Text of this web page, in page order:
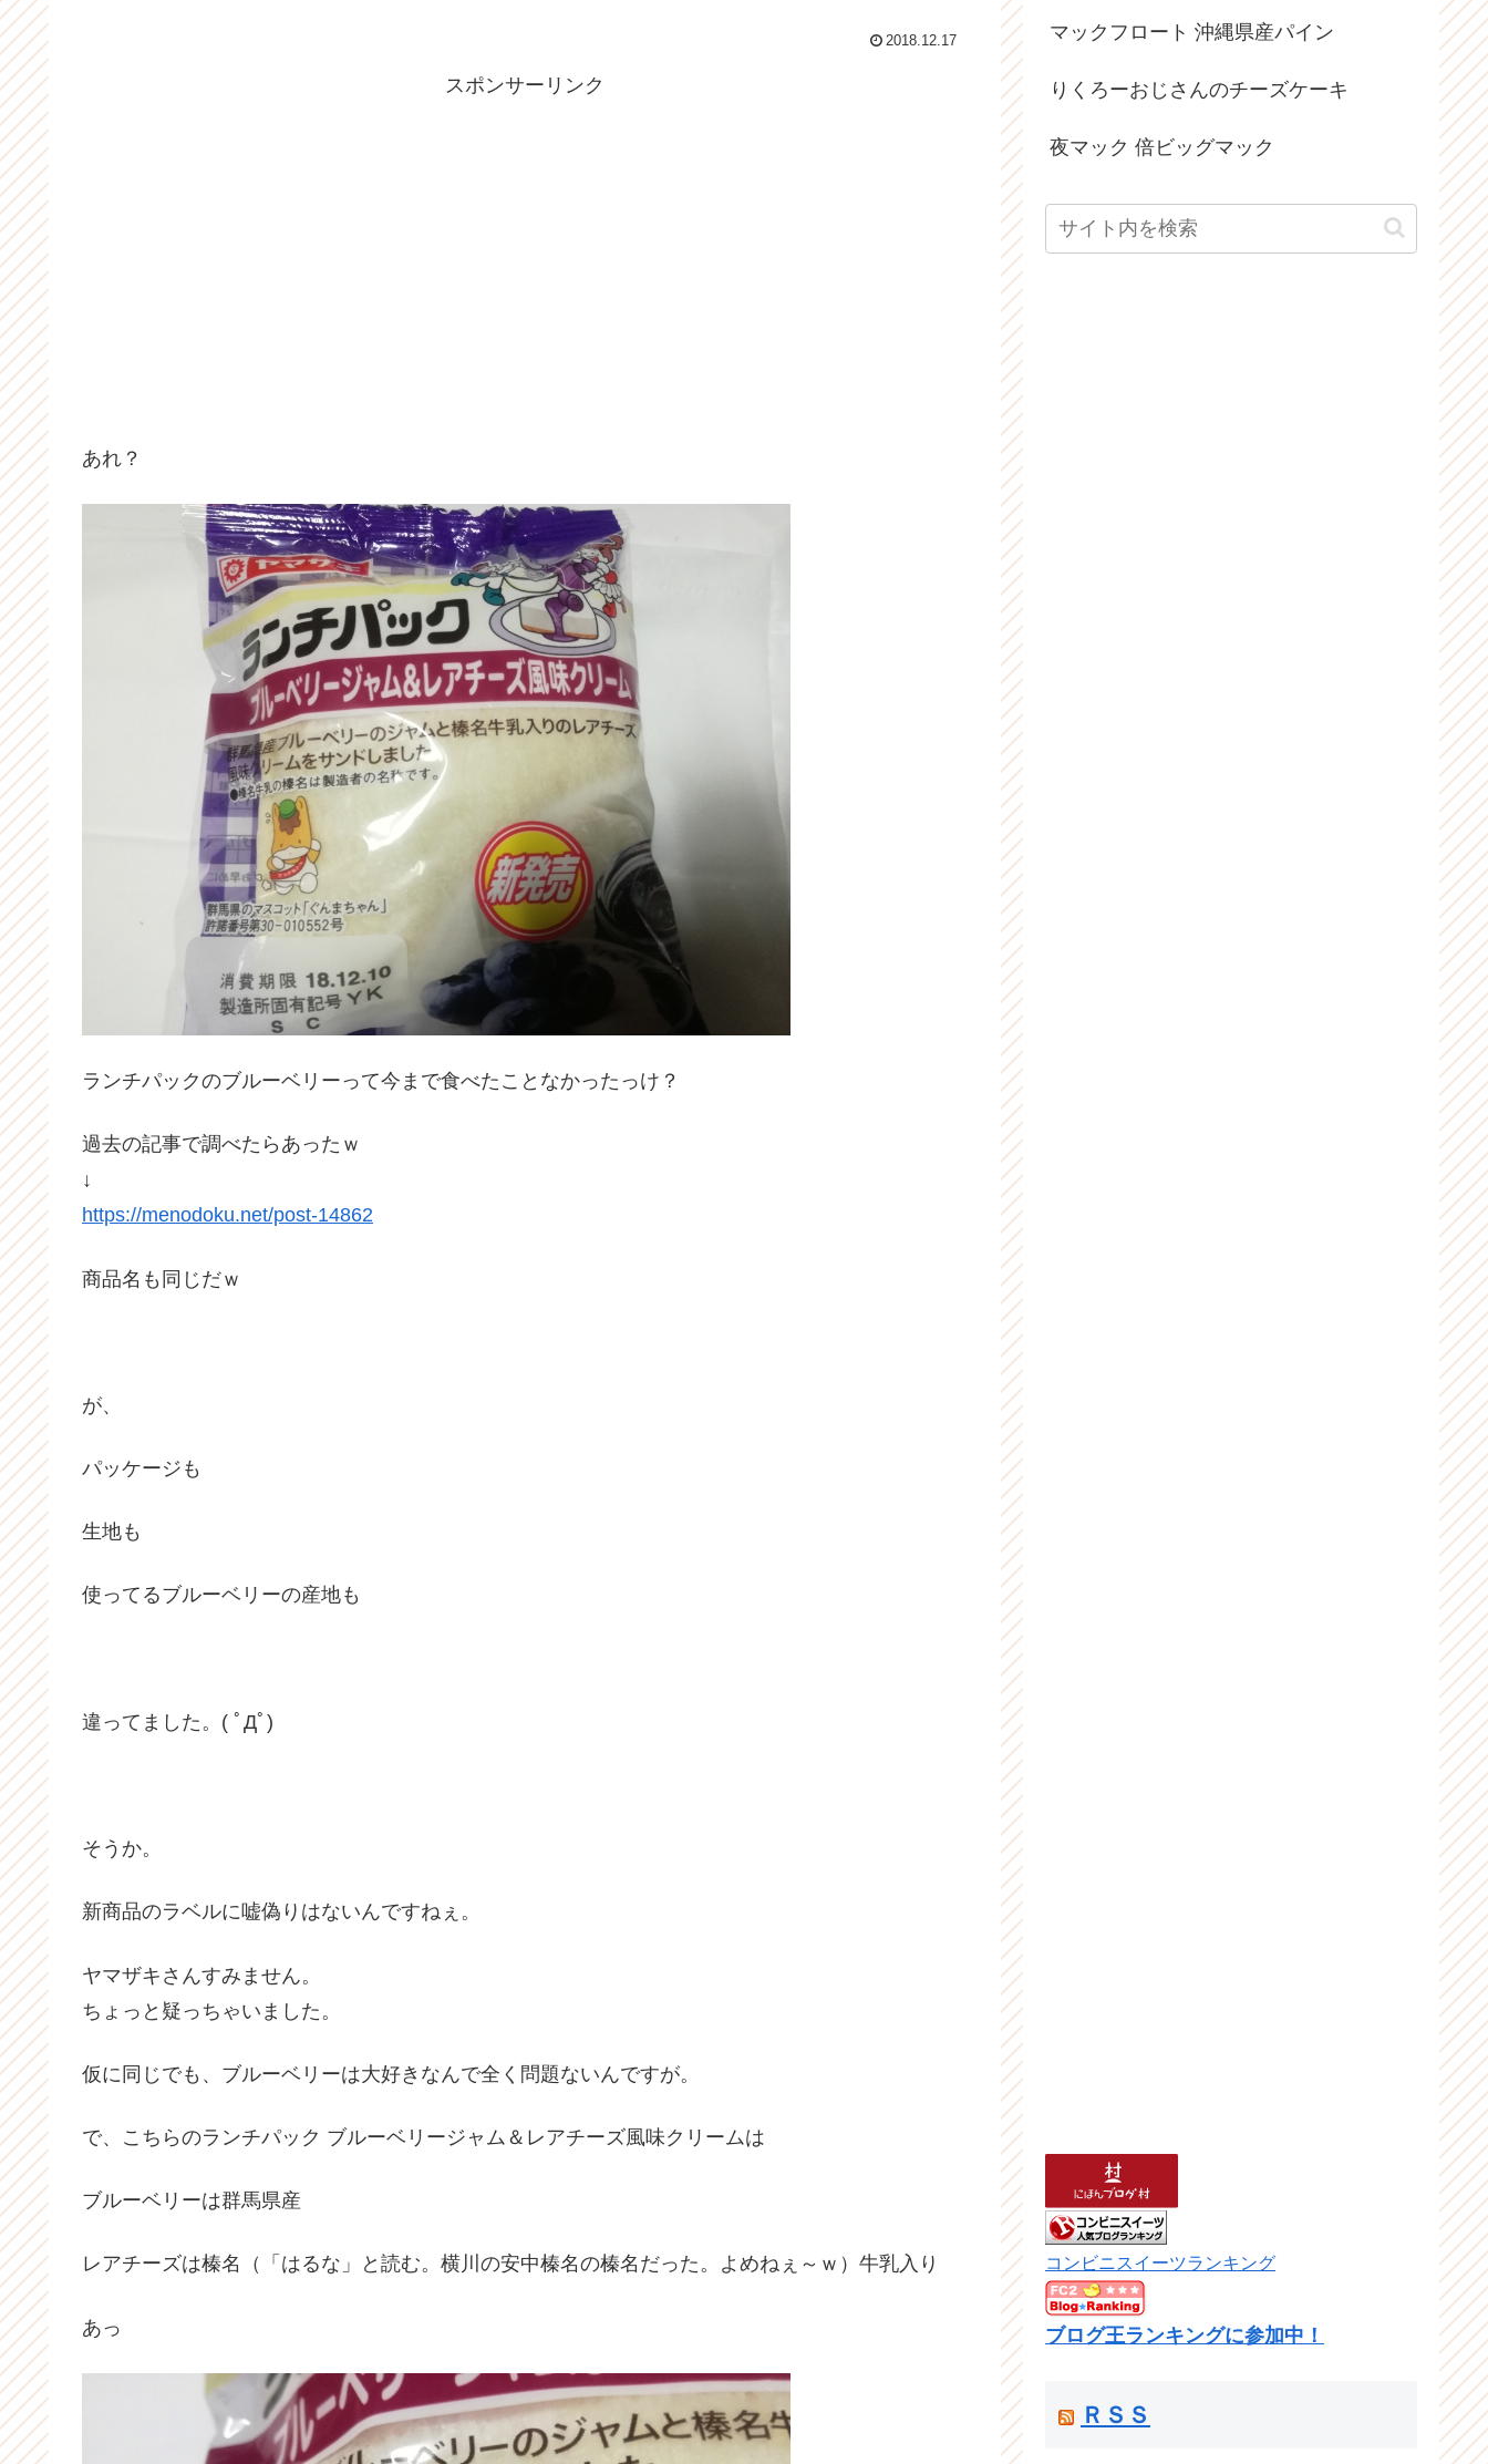
2018.12.17
スポンサーリンク
あれ？
ランチパックのブルーベリーって今まで食べたことなかったっけ？
過去の記事で調べたらあったｗ
↓
https://menodoku.net/post-14862
商品名も同じだｗ
が、
パッケージも
生地も
使ってるブルーベリーの産地も
違ってました。( ﾟДﾟ)
そうか。
新商品のラベルに嘘偽りはないんですねぇ。
ヤマザキさんすみません。
ちょっと疑っちゃいました。
仮に同じでも、ブルーベリーは大好きなんで全く問題ないんですが。
で、こちらのランチパック ブルーベリージャム＆レアチーズ風味クリームは
ブルーベリーは群馬県産
レアチーズは榛名（「はるな」と読む。横川の安中榛名の榛名だった。よめねぇ～ｗ）牛乳入り
あっ
マックフロート 沖縄県産パイン
りくろーおじさんのチーズケーキ
夜マック 倍ビッグマック
コンビニスイーツランキング
ブログ王ランキングに参加中！
ＲＳＳ